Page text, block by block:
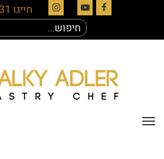
Facebook
YouTube
Instagram
חייגו 054-4844331
עבור:
תפריט